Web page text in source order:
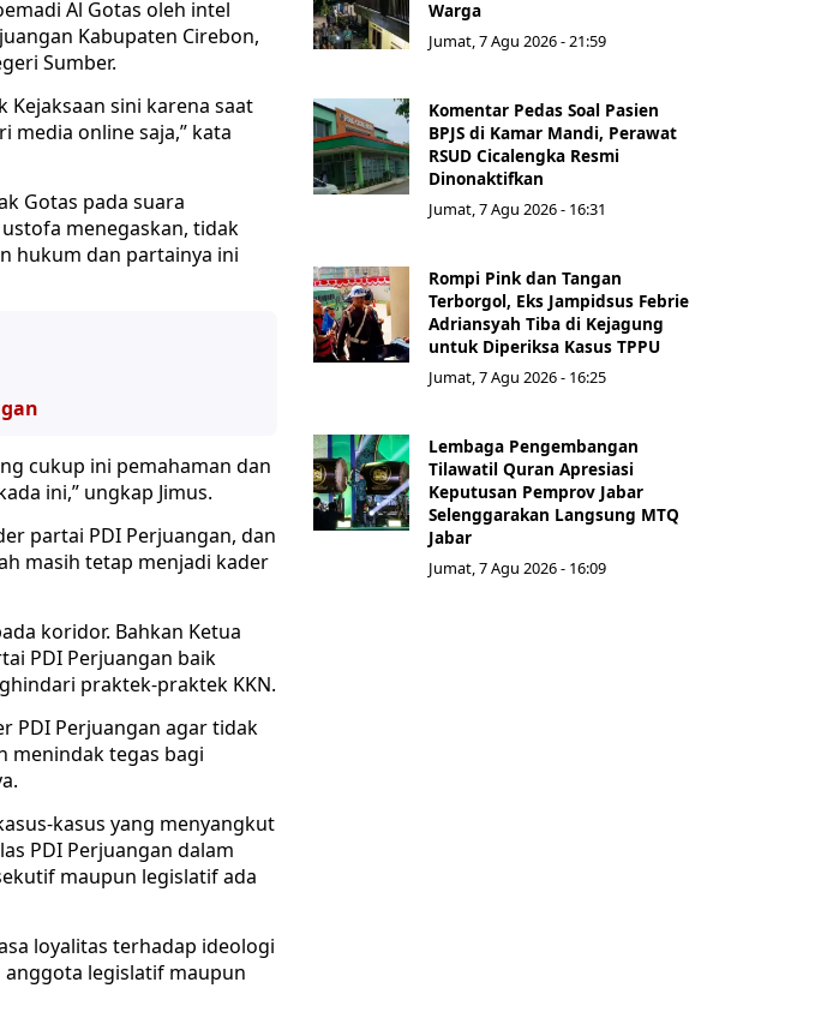
Al Gotas oleh intel
Kabupaten Cirebon,
Sumber.
sini karena saat
media online saja,” kata
Gotas pada suara
menegaskan, tidak
hukum dan partainya ini
cukup ini pemahaman dan
ini,” ungkap Jimus.
partai PDI Perjuangan, dan
masih tetap menjadi kader
koridor. Bahkan Ketua
PDI Perjuangan baik
praktek-praktek KKN.
PDI Perjuangan agar tidak
menindak tegas bagi
kasus yang menyangkut
PDI Perjuangan dalam
maupun legislatif ada
loyalitas terhadap ideologi
legislatif maupun
Warga
Jumat, 7 Agu 2026 - 21:59
Komentar Pedas Soal Pasien
BPJS di Kamar Mandi, Perawat
RSUD Cicalengka Resmi
Dinonaktifkan
Jumat, 7 Agu 2026 - 16:31
Rompi Pink dan Tangan
Terborgol, Eks Jampidsus Febrie
Adriansyah Tiba di Kejagung
untuk Diperiksa Kasus TPPU
Jumat, 7 Agu 2026 - 16:25
Lembaga Pengembangan
Tilawatil Quran Apresiasi
Keputusan Pemprov Jabar
Selenggarakan Langsung MTQ
Jabar
Jumat, 7 Agu 2026 - 16:09